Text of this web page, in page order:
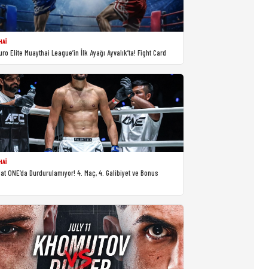
Elite Muaythai League’in İlk Ayağı Ayvalık’ta! Fight Card
ONE’da Durdurulamıyor! 4. Maç, 4. Galibiyet ve Bonus